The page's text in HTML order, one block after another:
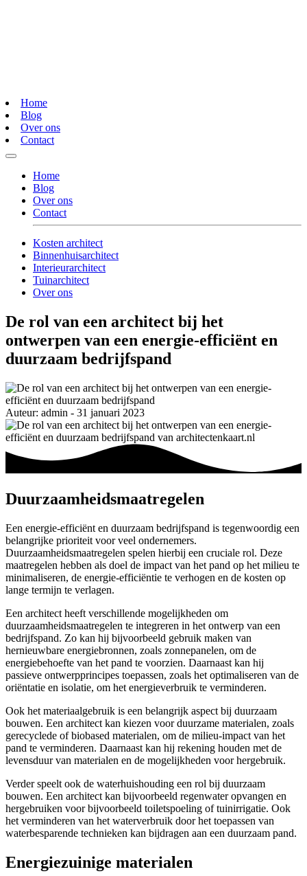
Home
Blog
Over ons
Contact
Home
Blog
Over ons
Contact
Kosten architect
Binnenhuisarchitect
Interieurarchitect
Tuinarchitect
Over ons
De rol van een architect bij het
ontwerpen van een energie-efficiënt en
duurzaam bedrijfspand
Auteur: admin - 31 januari 2023
Duurzaamheidsmaatregelen
Een energie-efficiënt en duurzaam bedrijfspand is tegenwoordig een
belangrijke prioriteit voor veel ondernemers.
Duurzaamheidsmaatregelen spelen hierbij een cruciale rol. Deze
maatregelen hebben als doel de impact van het pand op het milieu te
minimaliseren, de energie-efficiëntie te verhogen en de kosten op
lange termijn te verlagen.
Een architect heeft verschillende mogelijkheden om
duurzaamheidsmaatregelen te integreren in het ontwerp van een
bedrijfspand. Zo kan hij bijvoorbeeld gebruik maken van
hernieuwbare energiebronnen, zoals zonnepanelen, om de
energiebehoefte van het pand te voorzien. Daarnaast kan hij
passieve ontwerpprincipes toepassen, zoals het optimaliseren van de
oriëntatie en isolatie, om het energieverbruik te verminderen.
Ook het materiaalgebruik is een belangrijk aspect bij duurzaam
bouwen. Een architect kan kiezen voor duurzame materialen, zoals
gerecyclede of biobased materialen, om de milieu-impact van het
pand te verminderen. Daarnaast kan hij rekening houden met de
levensduur van materialen en de mogelijkheden voor hergebruik.
Verder speelt ook de waterhuishouding een rol bij duurzaam
bouwen. Een architect kan bijvoorbeeld regenwater opvangen en
hergebruiken voor bijvoorbeeld toiletspoeling of tuinirrigatie. Ook
het verminderen van het waterverbruik door het toepassen van
waterbesparende technieken kan bijdragen aan een duurzaam pand.
Energiezuinige materialen